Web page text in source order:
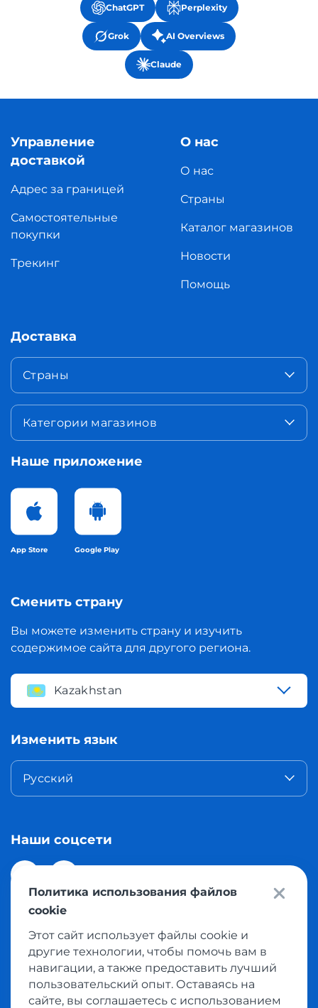
ChatGPT Perplexity
Grok AI Overviews
Claude
Управление
доставкой
Адрес за границей
Самостоятельные
покупки
Трекинг
О нас
О нас
Страны
Каталог магазинов
Новости
Помощь
Доставка
Страны
Категории магазинов
Наше приложение
App Store Google Play
Сменить страну
Вы можете изменить страну и изучить
содержимое сайта для другого региона.
Kazakhstan
Изменить язык
Русский
Наши соцсети
© 2026 Meest Shopping доставка покупок с интернет
магазинов мира в Казахстан. Все права защищены
Политика конфиденциальности
Политика использования файлов
cookie
Этот сайт использует файлы cookie и
другие технологии, чтобы помочь вам в
навигации, а также предоставить лучший
пользовательский опыт. Оставаясь на
сайте, вы соглашаетесь с использованием